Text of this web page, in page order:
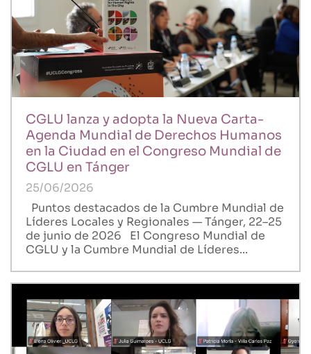
CGLU lanza y adopta la Nueva Carta-
Agenda Mundial de Derechos Humanos
en la Ciudad en el Congreso Mundial de
CGLU en Tánger
25/06/2026
Puntos destacados de la Cumbre Mundial de
Líderes Locales y Regionales — Tánger, 22–25
de junio de 2026 El Congreso Mundial de
CGLU y la Cumbre Mundial de Líderes...